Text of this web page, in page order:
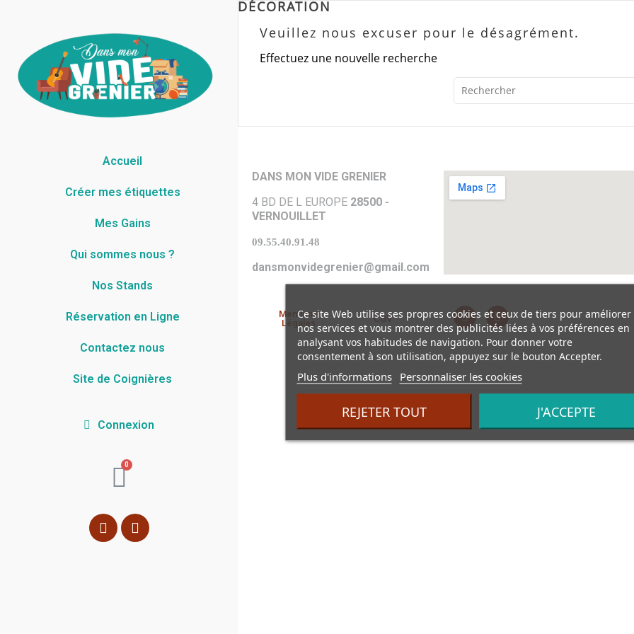
Ce site Web utilise ses propres cookies et ceux de tiers pour améliorer
nos services et vous montrer des publicités liées à vos préférences en
analysant vos habitudes de navigation. Pour donner votre
consentement à son utilisation, appuyez sur le bouton Accepter.
Plus d'informations Personnaliser les cookies
REJETER TOUT J'ACCEPTE
Accueil
Créer mes étiquettes
Mes Gains
Qui sommes nous ?
Nos Stands
Réservation en Ligne
Contactez nous
Site de Coignières
Connexion
DÉCORATION
Veuillez nous excuser pour le désagrément.
Effectuez une nouvelle recherche
DANS MON VIDE GRENIER
4 BD DE L EUROPE 28500 -
VERNOUILLET
09.55.40.91.48
dansmonvidegrenier@gmail.com
Mentions
Légales
CGV